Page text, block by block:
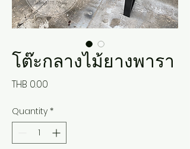
โต๊ะกลางไม้ยางพารา
THB 0.00
Quantity *